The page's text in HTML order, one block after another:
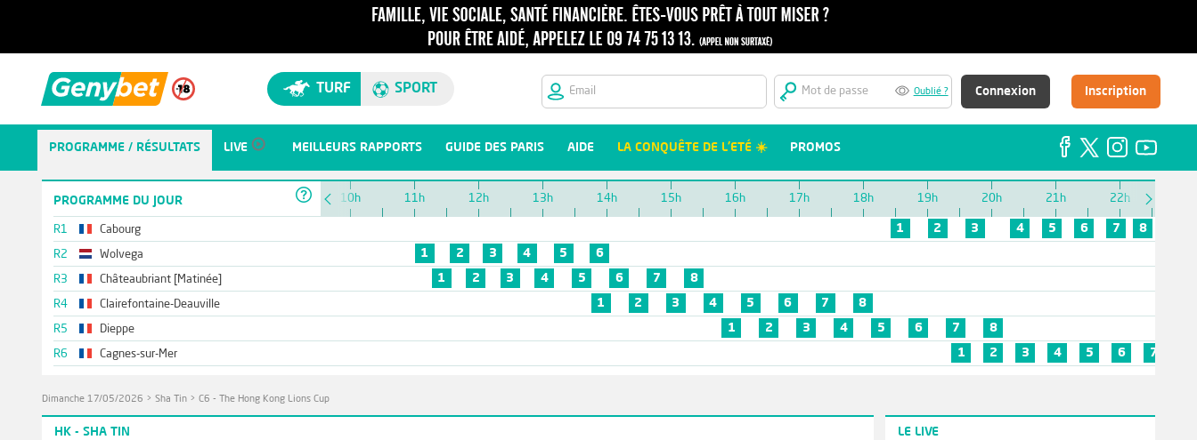
TURF SPORT Oublié ? Connexion Inscription
PROGRAMME / RÉSULTATS LIVE MEILLEURS RAPPORTS GUIDE DES PARIS AIDE LA CONQUÊTE DE L'ETÉ ☀️ PROMOS
PROGRAMME DU JOUR
R1 Cabourg
R2 Wolvega
R3 Châteaubriant [Matinée]
R4 Clairefontaine-Deauville
R5 Dieppe
R6 Cagnes-sur-Mer
10h 11h 12h 13h 14h 15h 16h 17h 18h 19h 20h 21h 22h
1 2 3 4 5 6 7
8
1
2 3 4 5
6
1
2 3 4 5 6 7
8
1
2 3 4 5 6 7
8
1
2 3 4 5 6 7
8
1
2 3 4 5 6 7
Dimanche 17/05/2026 > Sha Tin > C6 - The Hong Kong Lions Cup
HK - SHA TIN LE LIVE